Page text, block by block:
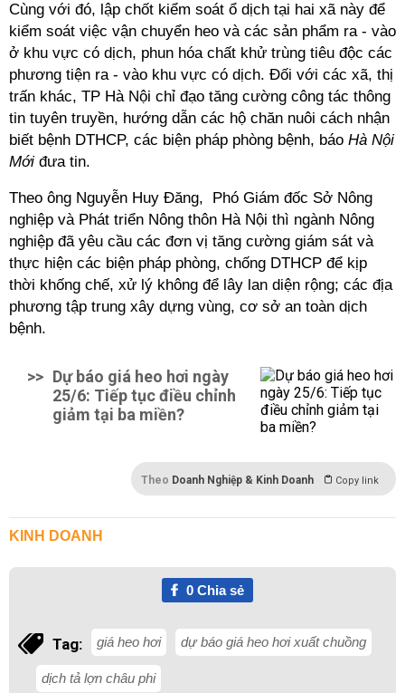
Cùng với đó, lập chốt kiểm soát ổ dịch tại hai xã này để
kiểm soát việc vận chuyển heo và các sản phẩm ra - vào
ở khu vực có dịch, phun hóa chất khử trùng tiêu độc các
phương tiện ra - vào khu vực có dịch. Đối với các xã, thị
trấn khác, TP Hà Nội chỉ đạo tăng cường công tác thông
tin tuyên truyền, hướng dẫn các hộ chăn nuôi cách nhận
biết bệnh DTHCP, các biện pháp phòng bệnh, báo Hà Nội
Mới đưa tin.
Theo ông Nguyễn Huy Đăng, Phó Giám đốc Sở Nông
nghiệp và Phát triển Nông thôn Hà Nội thì ngành Nông
nghiệp đã yêu cầu các đơn vị tăng cường giám sát và
thực hiện các biện pháp phòng, chống DTHCP để kịp
thời khống chế, xử lý không để lây lan diện rộng; các địa
phương tập trung xây dựng vùng, cơ sở an toàn dịch
bệnh.
>> Dự báo giá heo hơi ngày
25/6: Tiếp tục điều chỉnh
giảm tại ba miền?
Theo Doanh Nghiệp & Kinh Doanh Copy link
KINH DOANH
0Chia sẻ
Tag: giá heo hơi dự báo giá heo hơi xuất chuồng
dịch tả lợn châu phi